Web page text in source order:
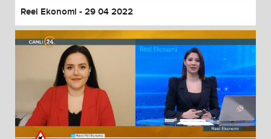
Reel Ekonomi - 29 04 2022